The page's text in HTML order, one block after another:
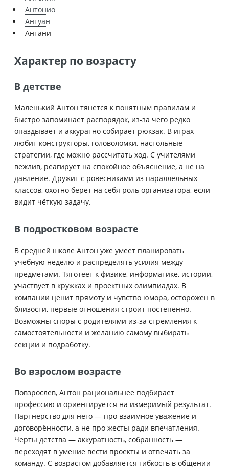
Антонио
Антуан
Антани
Характер по возрасту
В детстве
Маленький Антон тянется к понятным правилам и
быстро запоминает распорядок, из-за чего редко
опаздывает и аккуратно собирает рюкзак. В играх
любит конструкторы, головоломки, настольные
стратегии, где можно рассчитать ход. С учителями
вежлив, реагирует на спокойное объяснение, а не на
давление. Дружит с ровесниками из параллельных
классов, охотно берёт на себя роль организатора, если
видит чёткую задачу.
В подростковом возрасте
В средней школе Антон уже умеет планировать
учебную неделю и распределять усилия между
предметами. Тяготеет к физике, информатике, истории,
участвует в кружках и проектных олимпиадах. В
компании ценит прямоту и чувство юмора, осторожен в
близости, первые отношения строит постепенно.
Возможны споры с родителями из‑за стремления к
самостоятельности и желанию самому выбирать
секции и подработку.
Во взрослом возрасте
Повзрослев, Антон рациональнее подбирает
профессию и ориентируется на измеримый результат.
Партнёрство для него — про взаимное уважение и
договорённости, а не про жесты ради впечатления.
Черты детства — аккуратность, собранность —
переходят в умение вести проекты и отвечать за
команду. С возрастом добавляется гибкость в общении